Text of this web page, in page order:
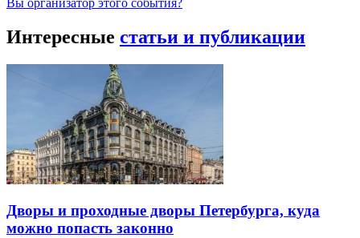
Вы организатор этого события?
Интересные статьи и публикации
Дворы и проходные дворы Петербурга, куда
можно попасть законно